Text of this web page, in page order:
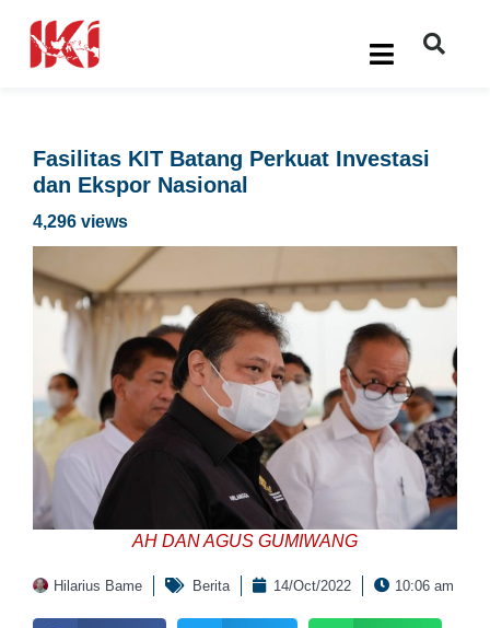
Fasilitas KIT Batang Perkuat Investasi
dan Ekspor Nasional
4,296 views
AH DAN AGUS GUMIWANG
Hilarius Bame Berita 14/Oct/2022 10:06 am